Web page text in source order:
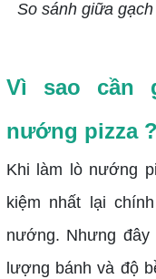
So sánh giữa
Vì sao cần
nướng pizza ?
Khi làm lò nướng
kiệm nhất lại
nướng. Nhưng
lượng bánh và độ